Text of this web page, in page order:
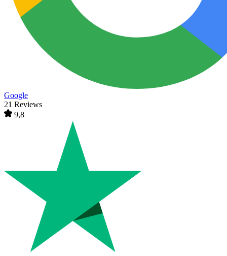
Google
21 Reviews
9,8